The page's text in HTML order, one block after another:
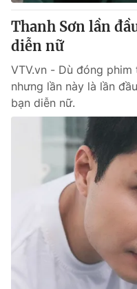
Góc doanh nghiệp
Truyền hình
Phim VTV
Hậu trường
Nhân vật
Khán giả
Giải sao mai
Giải trí
Điện ảnh
Âm nhạc
Đời sống
Du lịch
Chất lượng cuộc sống
Học trực tuyến
Công nghệ
Hitech Công nghệ
Sản phẩm
Giao lưu trực tuyến
Lịch phát sóng
Thanh Sơn lần
diễn nữ
VTV.vn - Dù đóng phim
nhưng lần này là lần
bạn diễn nữ.